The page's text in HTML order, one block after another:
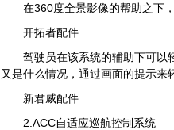
在360度全景影像的帮助之下
开拓者配件
驾驶员在该系统的辅助下可以
又是什么情况，通过画面的提示
新君威配件
2.ACC自适应巡航控制系统